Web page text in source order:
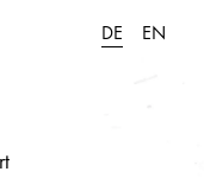
DE EN